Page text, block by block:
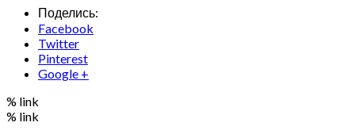
Поделись:
Facebook
Twitter
Pinterest
Google +
% link
% link